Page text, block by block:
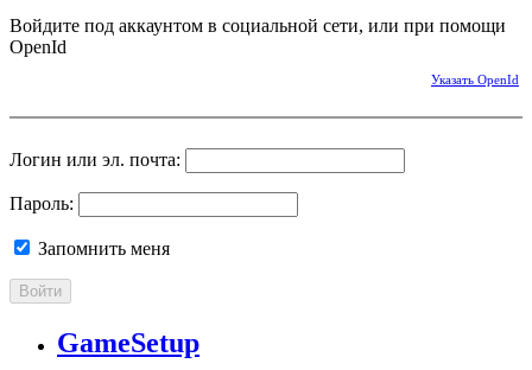
Войдите под аккаунтом в социальной сети, или при помощи
OpenId
Указать OpenId
Логин или эл. почта:
Пароль:
Запомнить меня
Войти
GameSetup